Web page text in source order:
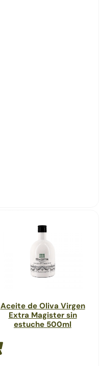
Aceite de Oliva Virgen
Extra Magister sin
estuche 500ml